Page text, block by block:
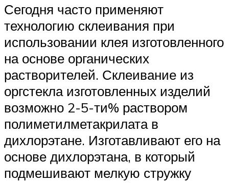
Сегодня часто применяют
технологию склеивания при
использовании клея изготовленного
на основе органических
растворителей. Склеивание из
оргстекла изготовленных изделий
возможно 2-5-ти% раствором
полиметилметакрилата в
дихлорэтане. Изготавливают его на
основе дихлорэтана, в который
подмешивают мелкую стружку